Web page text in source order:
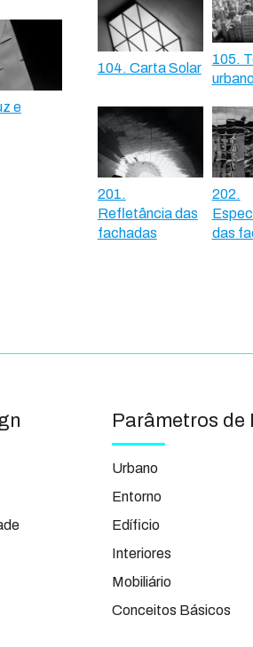
e
104. Carta Solar
105.
201.
Refletância das
fachadas
202.
das
Parâmetros de
Urbano
Entorno
Edíficio
Interiores
Mobiliário
Conceitos Básicos